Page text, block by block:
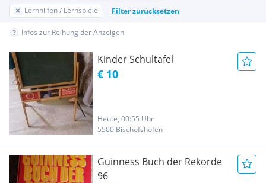
Lernhilfen / Lernspiele Filter zurücksetzen
Infos zur Reihung der Anzeigen
Kinder Schultafel
€ 10
Heute, 00:55 Uhr
5500 Bischofshofen
Guinness Buch der Rekorde
96